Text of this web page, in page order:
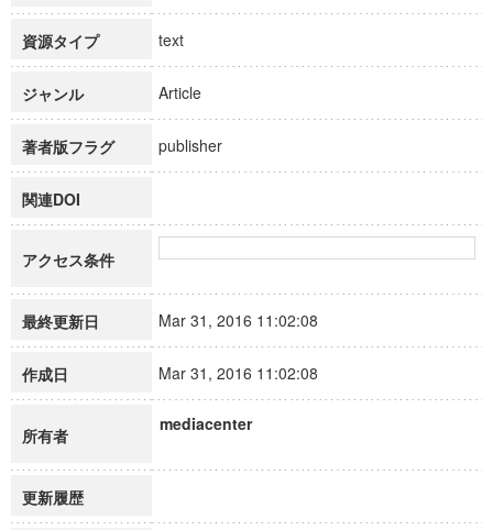
資源タイプ text
ジャンル Article
著者版フラグ publisher
関連DOI
アクセス条件
最終更新日 Mar 31, 2016 11:02:08
作成日 Mar 31, 2016 11:02:08
所有者
mediacenter
更新履歴